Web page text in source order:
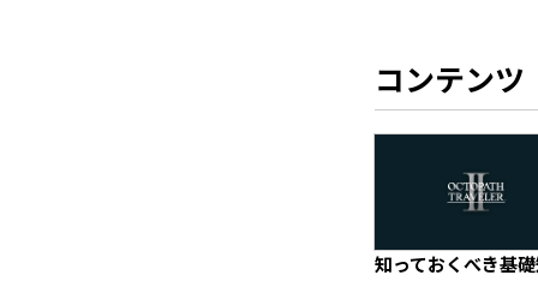
コンテンツ
知っておくべき基